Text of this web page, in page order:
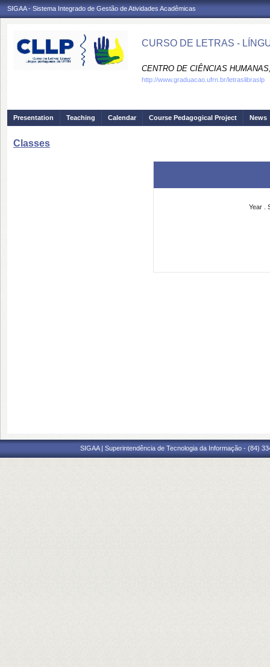
SIGAA - Sistema Integrado de Gestão de Atividades Acadêmicas
CURSO DE LETRAS -
CENTRO DE CIÊNCIAS
http://www.graduacao.ufrn.br/letraslibraslp
Presentation Teaching Calendar Course Pedagogical Project News
Classes
Year
SIGAA | Superintendência de Tecnologia da Informação - (84)